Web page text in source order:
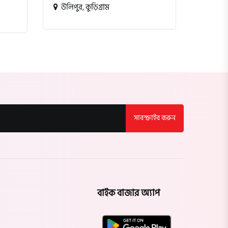
উলিপুর, কুড়িগ্রাম
সাবস্ক্রাইব করুন
বাইক বাজার অ্যাপ